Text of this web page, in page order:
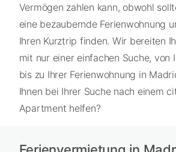
Vermögen zahlen kann, obwohl
eine bezaubernde Ferienwohnung
Ihren Kurztrip finden. Wir bereiten
mit nur einer einfachen Suche, von
bis zu Ihrer Ferienwohnung in
Ihnen bei Ihrer Suche nach einem
Apartment helfen?